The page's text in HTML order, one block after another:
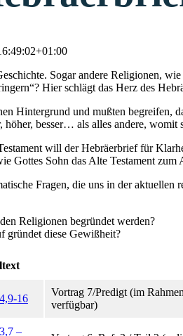
Sogar andere Religionen,
Hier schlägt das Herz des
Hintergrund und mußten begreifen,
besser… als alles andere,
will der Hebräerbrief für
Gottes Sohn das Alte Testament
Fragen, die uns in der aktuellen
Religionen begründet werden?
gründet diese Gewißheit?
16
Vortrag 7/Predigt (im
verfügbar)
–